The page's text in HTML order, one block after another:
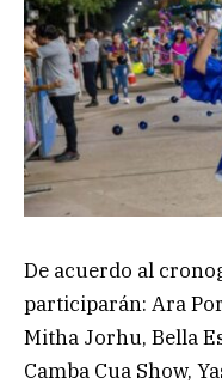
De acuerdo al
participarán: Ara
Mitha Jorhu, Bella
Camba Cua Show,